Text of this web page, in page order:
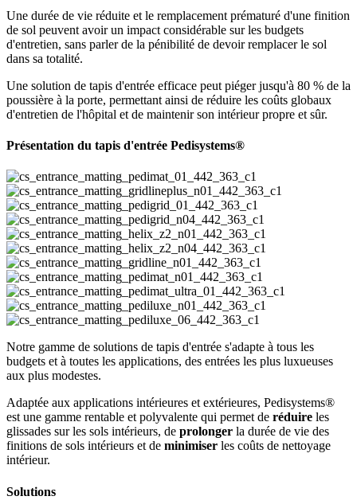
Une durée de vie réduite et le remplacement prématuré d'une finition
de sol peuvent avoir un impact considérable sur les budgets
d'entretien, sans parler de la pénibilité de devoir remplacer le sol
dans sa totalité.
Une solution de tapis d'entrée efficace peut piéger jusqu'à 80 % de la
poussière à la porte, permettant ainsi de réduire les coûts globaux
d'entretien de l'hôpital et de maintenir son intérieur propre et sûr.
Présentation du tapis d'entrée Pedisystems®
Notre gamme de solutions de tapis d'entrée s'adapte à tous les
budgets et à toutes les applications, des entrées les plus luxueuses
aux plus modestes.
Adaptée aux applications intérieures et extérieures, Pedisystems®
est une gamme rentable et polyvalente qui permet de réduire les
glissades sur les sols intérieurs, de prolonger la durée de vie des
finitions de sols intérieurs et de minimiser les coûts de nettoyage
intérieur.
Solutions